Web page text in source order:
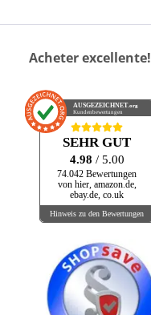
Acheter excellente!
AUSGEZEICHNET.org
Kundenbewertungen
SEHR GUT
4.98 / 5.00
74.042 Bewertungen
von hier, amazon.de,
ebay.de, co.uk
Hinweis zu den Bewertungen